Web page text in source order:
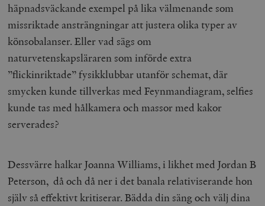
häpnadsväckande exempel på lika välmenande som
missriktade ansträngningar att justera olika typer av
könsobalanser. Eller vad sägs om
naturvetenskapsläraren som införde extra
”flickinriktade” fysikklubbar utanför schemat, där
smycken kunde tillverkas med Feynmandiagram, selfies
kunde tas med hålkamera och massor med kakor
serverades?
Dessvärre halkar Joanna Williams, i likhet med Jordan B
Peterson, då och då ner i det banala relativiserande hon
själv så effektivt kritiserar. Bädda din säng och välj dina